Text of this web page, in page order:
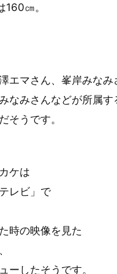
㎝。
エマさん、峯岸みなみ
なみさんなどが所属す
そうです。
ケは
レビ」で
時の映像を見た
ーしたそうです。